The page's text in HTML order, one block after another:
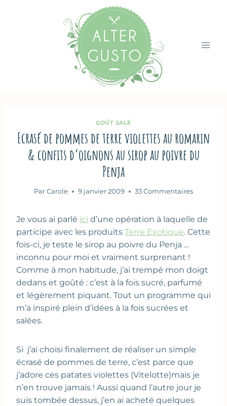
GOÛT SALÉ
Ecrasé de pommes de terre violettes au romarin
& confits d’oignons au sirop au poivre du
Penja
Par Carole 9 janvier 2009 33 Commentaires
Je vous ai parlé ici d’une opération à laquelle de
participe avec les produits Terre Exotique. Cette
fois-ci, je teste le sirop au poivre du Penja …
inconnu pour moi et vraiment surprenant !
Comme à mon habitude, j’ai trempé mon doigt
dedans et goûté : c’est à la fois sucré, parfumé
et légèrement piquant. Tout un programme qui
m’a inspiré plein d’idées à la fois sucrées et
salées.
Si j’ai choisi finalement de réaliser un simple
écrasé de pommes de terre, c’est parce que
j’adore ces patates violettes (Vitelotte)mais je
n’en trouve jamais ! Aussi quand l’autre jour je
suis tombée dessus, j’en ai acheté quelques